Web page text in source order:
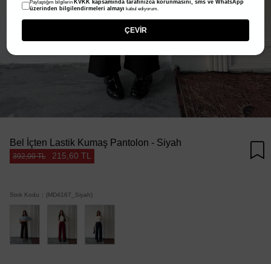
Bel İçten Lastik Kumaş Pantolon - Siyah
392,00 TL 215,60 TL
Stok Kodu (MD4167_Siyah)
Paylaştığım bilgilerin KVKK kapsamında tarafınızca korunmasını, sms ve WhatsApp
üzerinden bilgilendirmeleri almayı kabul ediyorum.
ÇEVİR